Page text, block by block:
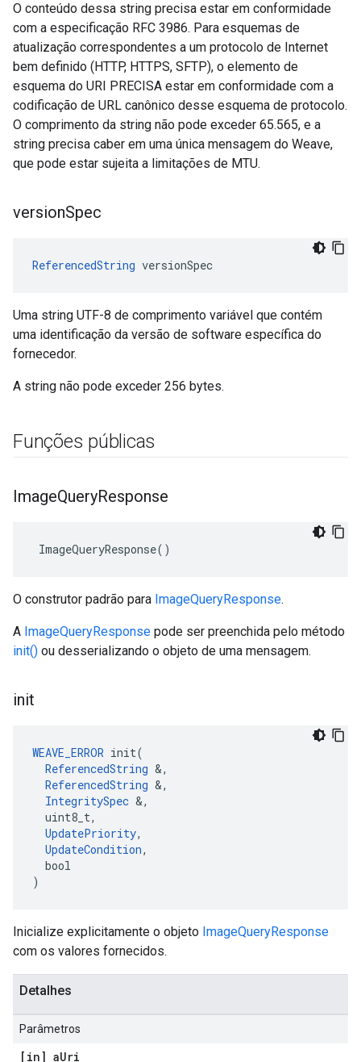
O conteúdo dessa string precisa estar em conformidade
com a especificação RFC 3986. Para esquemas de
atualização correspondentes a um protocolo de Internet
bem definido (HTTP, HTTPS, SFTP), o elemento de
esquema do URI PRECISA estar em conformidade com a
codificação de URL canônico desse esquema de protocolo.
O comprimento da string não pode exceder 65.565, e a
string precisa caber em uma única mensagem do Weave,
que pode estar sujeita a limitações de MTU.
versionSpec
ReferencedString versionSpec
Uma string UTF-8 de comprimento variável que contém
uma identificação da versão de software específica do
fornecedor.
A string não pode exceder 256 bytes.
Funções públicas
ImageQueryResponse
ImageQueryResponse()
O construtor padrão para ImageQueryResponse.
A ImageQueryResponse pode ser preenchida pelo método
init() ou desserializando o objeto de uma mensagem.
init
WEAVE_ERROR init(
ReferencedString &,
ReferencedString &,
IntegritySpec &,
  uint8_t,
UpdatePriority,
UpdateCondition,
  bool
)
Inicialize explicitamente o objeto ImageQueryResponse
com os valores fornecidos.
Detalhes
Parâmetros
[in] aUri